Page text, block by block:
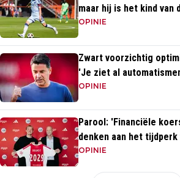
maar hij is het kind van
komst van Blind'
OPINIE
Zwart voorzichtig
'Je ziet al
maar...'
OPINIE
Parool: 'Financiële
denken aan het tijdperk
OPINIE